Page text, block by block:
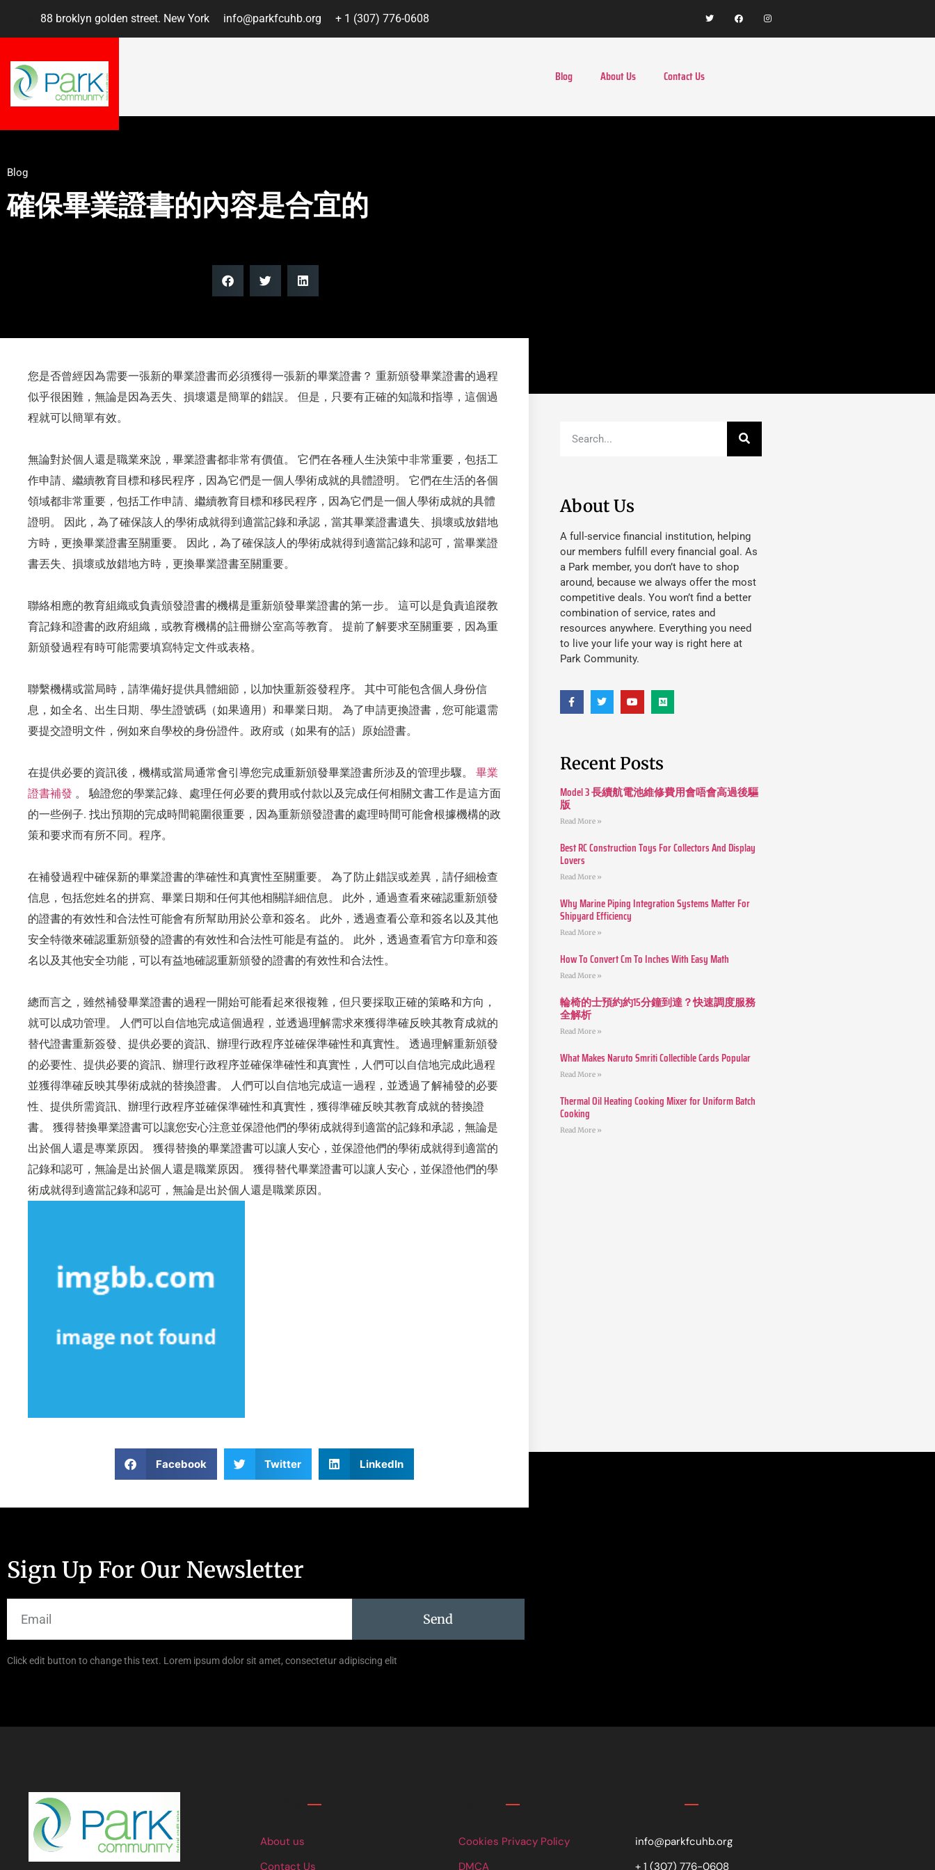
88 broklyn golden street. New York info@parkfcuhb.org + 1 (307) 776-0608
Blog About Us Contact Us
Blog
確保畢業證書的內容是合宜的
您是否曾經因為需要一張新的畢業證書而必須獲得一張新的畢業證書？ 重新頒發畢業證書的過程
似乎很困難，無論是因為丟失、損壞還是簡單的錯誤。 但是，只要有正確的知識和指導，這個過
程就可以簡單有效。
無論對於個人還是職業來說，畢業證書都非常有價值。 它們在各種人生決策中非常重要，包括工
作申請、繼續教育目標和移民程序，因為它們是一個人學術成就的具體證明。 它們在生活的各個
領域都非常重要，包括工作申請、繼續教育目標和移民程序，因為它們是一個人學術成就的具體
證明。 因此，為了確保該人的學術成就得到適當記錄和承認，當其畢業證書遺失、損壞或放錯地
方時，更換畢業證書至關重要。 因此，為了確保該人的學術成就得到適當記錄和認可，當畢業證
書丟失、損壞或放錯地方時，更換畢業證書至關重要。
聯絡相應的教育組織或負責頒發證書的機構是重新頒發畢業證書的第一步。 這可以是負責追蹤教
育記錄和證書的政府組織，或教育機構的註冊辦公室高等教育。 提前了解要求至關重要，因為重
新頒發過程有時可能需要填寫特定文件或表格。
聯繫機構或當局時，請準備好提供具體細節，以加快重新簽發程序。 其中可能包含個人身份信
息，如全名、出生日期、學生證號碼（如果適用）和畢業日期。 為了申請更換證書，您可能還需
要提交證明文件，例如來自學校的身份證件。政府或（如果有的話）原始證書。
在提供必要的資訊後，機構或當局通常會引導您完成重新頒發畢業證書所涉及的管理步驟。 畢業
證書補發 。 驗證您的學業記錄、處理任何必要的費用或付款以及完成任何相關文書工作是這方面
的一些例子. 找出預期的完成時間範圍很重要，因為重新頒發證書的處理時間可能會根據機構的政
策和要求而有所不同。程序。
在補發過程中確保新的畢業證書的準確性和真實性至關重要。 為了防止錯誤或差異，請仔細檢查
信息，包括您姓名的拼寫、畢業日期和任何其他相關詳細信息。 此外，通過查看來確認重新頒發
的證書的有效性和合法性可能會有所幫助用於公章和簽名。 此外，透過查看公章和簽名以及其他
安全特徵來確認重新頒發的證書的有效性和合法性可能是有益的。 此外，透過查看官方印章和簽
名以及其他安全功能，可以有益地確認重新頒發的證書的有效性和合法性。
總而言之，雖然補發畢業證書的過程一開始可能看起來很複雜，但只要採取正確的策略和方向，
就可以成功管理。 人們可以自信地完成這個過程，並透過理解需求來獲得準確反映其教育成就的
替代證書重新簽發、提供必要的資訊、辦理行政程序並確保準確性和真實性。 透過理解重新頒發
的必要性、提供必要的資訊、辦理行政程序並確保準確性和真實性，人們可以自信地完成此過程
並獲得準確反映其學術成就的替換證書。 人們可以自信地完成這一過程，並透過了解補發的必要
性、提供所需資訊、辦理行政程序並確保準確性和真實性，獲得準確反映其教育成就的替換證
書。 獲得替換畢業證書可以讓您安心注意並保證他們的學術成就得到適當的記錄和承認，無論是
出於個人還是專業原因。 獲得替換的畢業證書可以讓人安心，並保證他們的學術成就得到適當的
記錄和認可，無論是出於個人還是職業原因。 獲得替代畢業證書可以讓人安心，並保證他們的學
術成就得到適當記錄和認可，無論是出於個人還是職業原因。
Facebook Twitter LinkedIn
About Us
A full-service financial institution, helping
our members fulfill every financial goal. As
a Park member, you don’t have to shop
around, because we always offer the most
competitive deals. You won’t find a better
combination of service, rates and
resources anywhere. Everything you need
to live your life your way is right here at
Park Community.
Recent Posts
Model 3 長續航電池維修費用會唔會高過後驅
版
Read More »
Best RC Construction Toys For Collectors And Display
Lovers
Read More »
Why Marine Piping Integration Systems Matter For
Shipyard Efficiency
Read More »
How To Convert Cm To Inches With Easy Math
Read More »
輪椅的士預約約15分鐘到達？快速調度服務
全解析
Read More »
What Makes Naruto Smriti Collectible Cards Popular
Read More »
Thermal Oil Heating Cooking Mixer for Uniform Batch
Cooking
Read More »
Sign Up For Our Newsletter
Send
Click edit button to change this text. Lorem ipsum dolor sit amet, consectetur adipiscing elit
About us
Contact Us
Cookies Privacy Policy
DMCA
info@parkfcuhb.org
+ 1 (307) 776-0608